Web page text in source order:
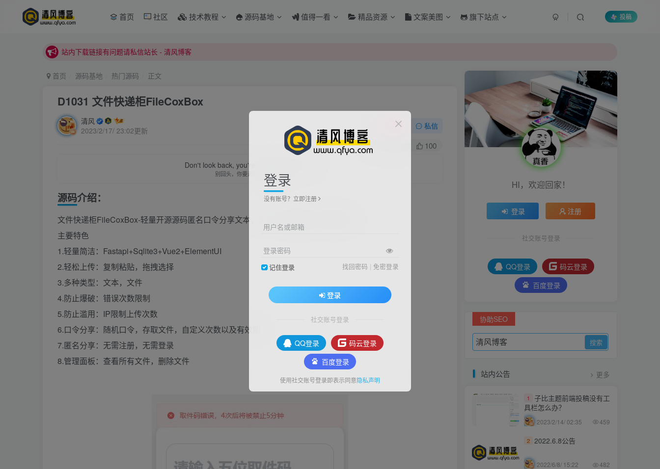
首页 社区 技术教程 源码基地 值得一看 精品资源 文案美图 旗下站点 投稿
站内下载链接有问题请私信站长 - 清风博客
站内下载链接有问题请私信站长 - 清风博客
首页 源码基地 热门源码 正文
D1031 文件快递柜FileCoxBox
清风
2023/2/17/ 23:02更新
关注 私信
100
Don't look back, you're not going that way.
别回头，你要走的不是那条路
源码介绍：
文件快递柜FileCoxBox-轻量开源源码匿名口令分享文本，文件，像拿快递一样取文件。
主要特色
1.轻量简洁：Fastapi+Sqlite3+Vue2+ElementUI
2.轻松上传：复制粘贴，拖拽选择
3.多种类型：文本，文件
4.防止爆破：错误次数限制
5.防止滥用：IP限制上传次数
6.口令分享：随机口令，存取文件，自定义次数以及有效期
7.匿名分享：无需注册，无需登录
8.管理面板：查看所有文件，删除文件
HI，欢迎回家！
登录 注册
社交账号登录
QQ登录
码云登录
百度登录
协助SEO
站内公告 更多
1
子比主题前端投稿没有工
具栏怎么办？
2023/2/14/ 02:35 459
2 2022.6.8公告
2022/6/8/ 15:22 482
登录
没有账号？立即注册
用户名或邮箱
登录密码
记住登录 找回密码 | 免密登录
登录
社交账号登录
QQ登录
码云登录
百度登录
使用社交账号登录即表示同意隐私声明